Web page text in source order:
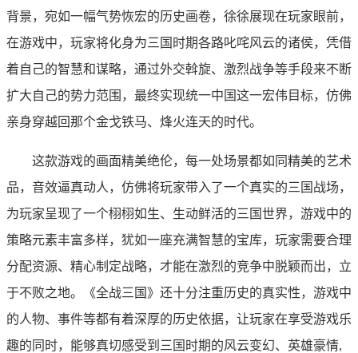
背景，宛如一幅气势恢宏的历史画卷，徐徐展现在玩家眼前，
在游戏中，玩家将化身为三国时期各路叱咤风云的诸侯，凭借
着自己的智慧和谋略，通过外交斡旋、激烈战争等手段来不断
扩大自己的势力范围，最终实现统一中国这一宏伟目标，仿佛
亲身穿越回那个金戈铁马、烽火连天的时代。
这款游戏的画面精美绝伦，每一处场景都如同精美的艺术
品，音效逼真动人，仿佛将玩家带入了一个真实的三国战场，
为玩家呈现了一个栩栩如生、生动鲜活的三国世界，游戏中的
策略元素丰富多样，犹如一座充满智慧的宝库，玩家需要合理
分配资源、精心制定战略，才能在激烈的竞争中脱颖而出，立
于不败之地。《全战三国》还十分注重历史的真实性，游戏中
的人物、事件等都有着深厚的历史依据，让玩家在享受游戏乐
趣的同时，能够真切感受到三国时期的风云变幻、英雄豪情,